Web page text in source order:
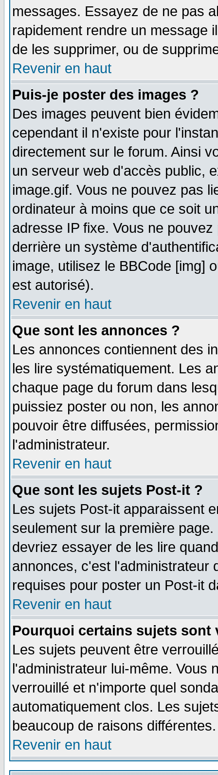
messages. Essayez de ne pas
rapidement rendre un message
de les supprimer, ou de
Revenir en haut
Puis-je poster des images ?
Des images peuvent bien
cependant il n'existe pour
directement sur le forum. Ainsi
un serveur web d'accès public,
image.gif. Vous ne pouvez pas
ordinateur à moins que ce soit
adresse IP fixe. Vous ne
derrière un système
image, utilisez le BBCode [img]
est autorisé).
Revenir en haut
Que sont les annonces ?
Les annonces contiennent des
les lire systématiquement. Les
chaque page du forum dans
puissiez poster ou non, les
pouvoir être diffusées,
l'administrateur.
Revenir en haut
Que sont les sujets Post-it ?
Les sujets Post-it apparaissent
seulement sur la première
devriez essayer de les lire
annonces, c'est l'administrateur
requises pour poster un Post-it
Revenir en haut
Pourquoi certains sujets sont
Les sujets peuvent être
l'administrateur lui-même. Vous
verrouillé et n'importe quel
automatiquement clos. Les
beaucoup de raisons différentes.
Revenir en haut